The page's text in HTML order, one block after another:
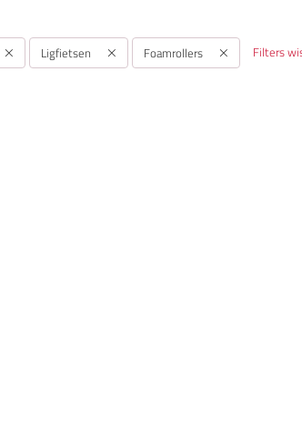
Ligfietsen Foamrollers Filters